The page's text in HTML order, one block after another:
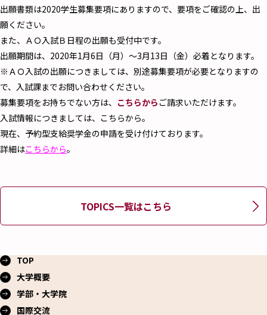
出願書類は2020学生募集要項にありますので、要項をご確認の上、出
願ください。
また、ＡＯ入試Ｂ日程の出願も受付中です。
出願期間は、2020年1月6日（月）～3月13日（金）必着となります。
※ＡＯ入試の出願につきましては、別途募集要項が必要となりますの
で、入試課までお問い合わせください。
募集要項をお持ちでない方は、 こちらから ご請求いただけます。
入試情報につきましては、こちらから。
現在、予約型支給奨学金の申請を受け付けております。
詳細はこちらから。
TOPICS一覧はこちら
TOP
大学概要
学部・大学院
国際交流